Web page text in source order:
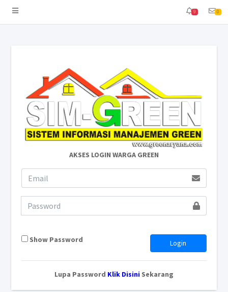
9 0
AKSES LOGIN WARGA GREEN
Show Password Login
Lupa Password Klik Disini Sekarang